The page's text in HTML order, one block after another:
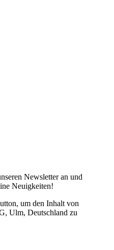
Newsletter an und
Neuigkeiten!
um den Inhalt von
Ulm, Deutschland zu